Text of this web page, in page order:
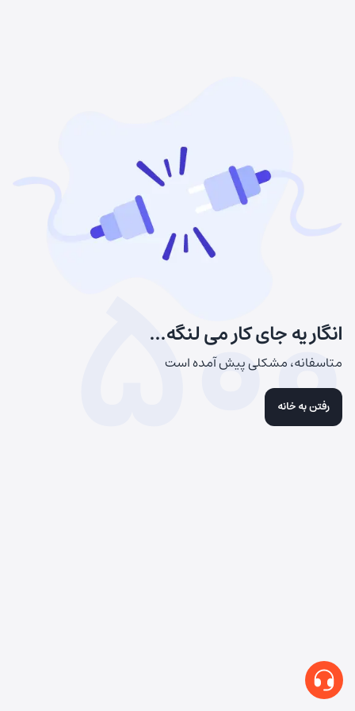
انگار یه جای کار می لنگه...
متاسفانه، مشکلی پیش آمده است
رفتن به خانه
500